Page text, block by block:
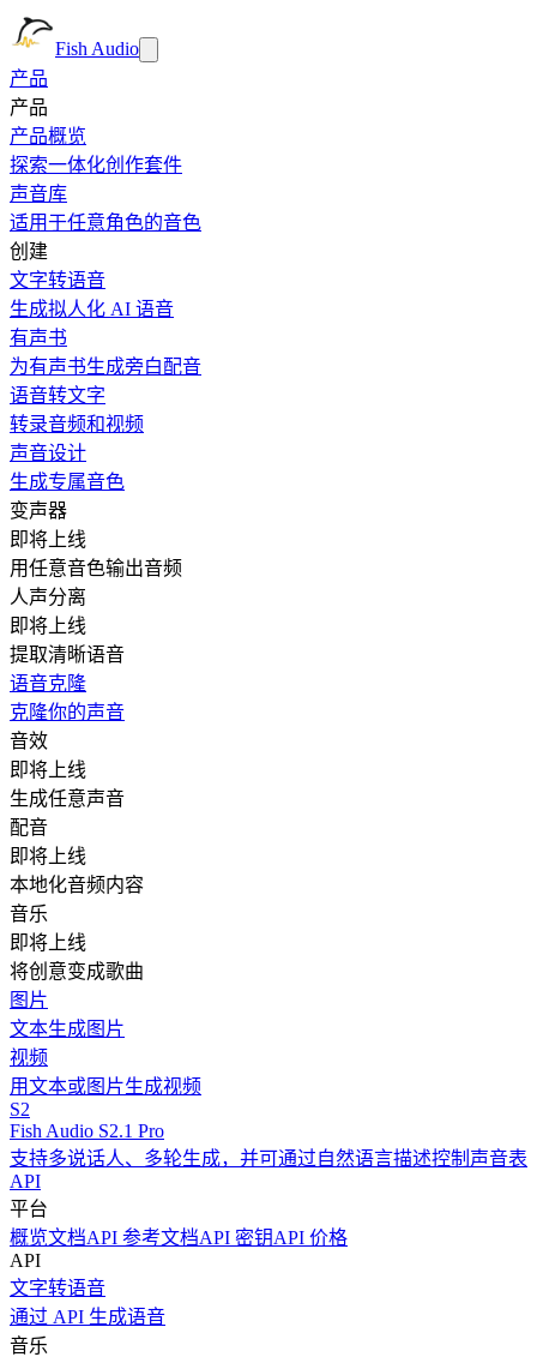
Fish Audio
产品
产品
产品概览
探索一体化创作套件
声音库
适用于任意角色的音色
创建
文字转语音
生成拟人化 AI 语音
有声书
为有声书生成旁白配音
语音转文字
转录音频和视频
声音设计
生成专属音色
变声器
即将上线
用任意音色输出音频
人声分离
即将上线
提取清晰语音
语音克隆
克隆你的声音
音效
即将上线
生成任意声音
配音
即将上线
本地化音频内容
音乐
即将上线
将创意变成歌曲
图片
文本生成图片
视频
用文本或图片生成视频
S2
Fish Audio S2.1 Pro
支持多说话人、多轮生成，并可通过自然语言描述控制声音表
API
平台
概览文档API 参考文档API 密钥API 价格
API
文字转语音
通过 API 生成语音
音乐